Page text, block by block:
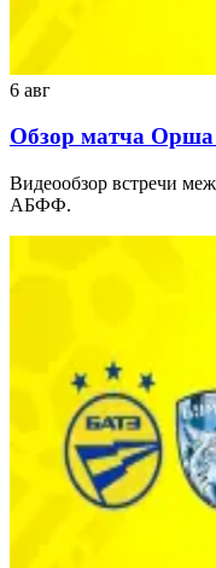
6 авг
Обзор матча
Видеообзор встречи
АБФФ.